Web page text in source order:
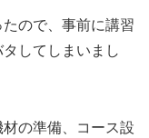
ので、事前に講習
してしまいまし
の準備、コース設